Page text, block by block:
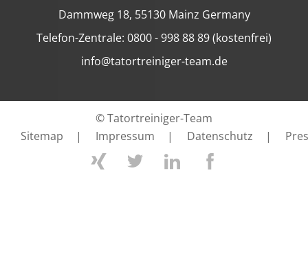
Dammweg 18, 55130 Mainz Germany
Telefon-Zentrale: 0800 - 998 88 89 (kostenfrei)
info@tatortreiniger-team.de
© Tatortreiniger-Team
Sitemap
| Impressum | Datenschutz |